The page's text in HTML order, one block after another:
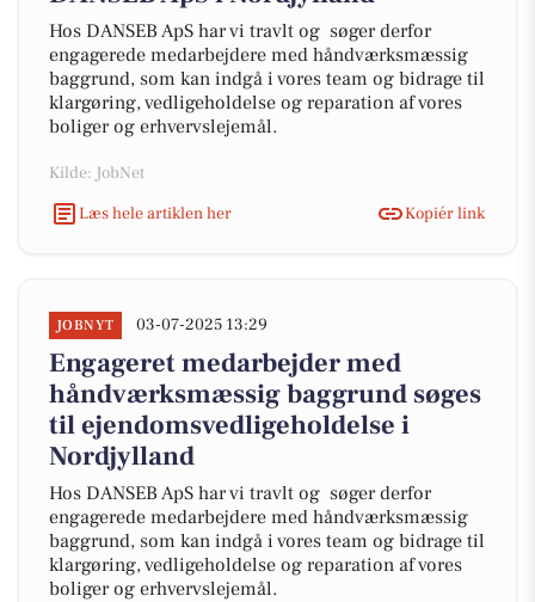
Hos DANSEB ApS har vi travlt og søger derfor
engagerede medarbejdere med håndværksmæssig
baggrund, som kan indgå i vores team og bidrage til
klargøring, vedligeholdelse og reparation af vores
boliger og erhvervslejemål.
Kilde: JobNet
Læs hele artiklen her
Kopiér link
JOBNYT 03-07-2025 13:29
Engageret medarbejder med
håndværksmæssig baggrund søges
til ejendomsvedligeholdelse i
Nordjylland
Hos DANSEB ApS har vi travlt og søger derfor
engagerede medarbejdere med håndværksmæssig
baggrund, som kan indgå i vores team og bidrage til
klargøring, vedligeholdelse og reparation af vores
boliger og erhvervslejemål.